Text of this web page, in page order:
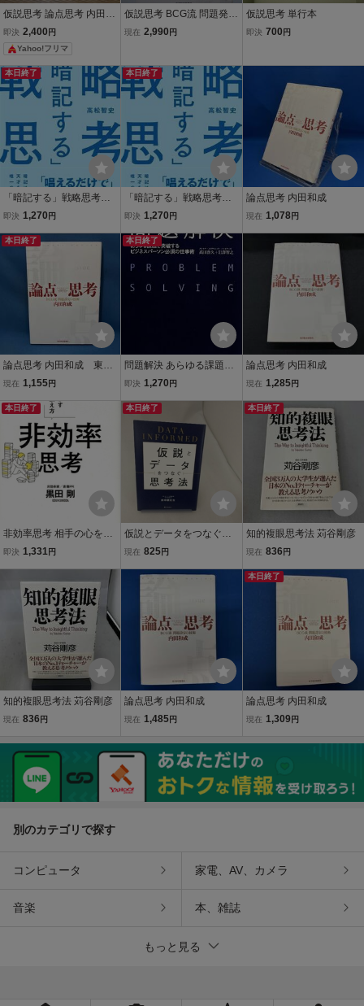
仮説思考 論点思考 内田和
成 2冊セット BCG流 問題
発見・解決・設定
即決 2,400 円
Yahoo!フリマ
仮説思考 BCG流 問題発
見・解決の発想法 ★ 内田
で仕事を進められる秘訣
スピード重視 ◎
現在 2,990 円
仮説思考 単行本
即決 700 円
本日終了
「暗記する」戦略思考
「唱えるだけで」深く、
破壊的なコンサル思考/高
松智史(著者)
即決 1,270 円
本日終了
「暗記する」戦略思考
「唱えるだけで」深く、
破壊的なコンサル思考/高
松智史(著者)
即決 1,270 円
論点思考 内田和成
現在 1,078円
本日終了
論点思考 内田和成 東洋
経済
現在 1,155円
本日終了
問題解決 あらゆる課題を
突破するビジネスパーソ
岩澤智之【著】
即決 1,270 円
論点思考 内田和成
現在 1,285円
本日終了
非効率思考 相手の心を動
かす最高の伝え方/黒田剛
即決 1,331 円
本日終了
仮説とデータをつなぐ思
考法 田中耕比古
現在 825円
本日終了
知的複眼思考法 苅谷剛彦
現在 836 円
知的複眼思考法 苅谷剛彦
現在 836 円
論点思考 内田和成
現在 1,485円
本日終了
論点思考 内田和成
現在 1,309円
別のカテゴリで探す
コンピュータ 家電、AV、カメラ
音楽 本、雑誌
もっと見る